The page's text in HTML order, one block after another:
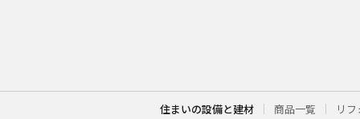
住まいの設備と建材 商品一覧 リ